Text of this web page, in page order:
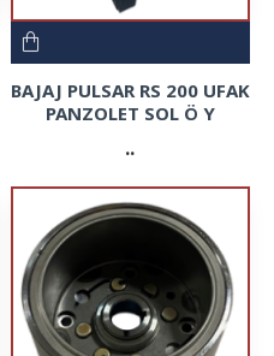
BAJAJ PULSAR RS 200 UFAK
PANZOLET SOL Ö Y
..